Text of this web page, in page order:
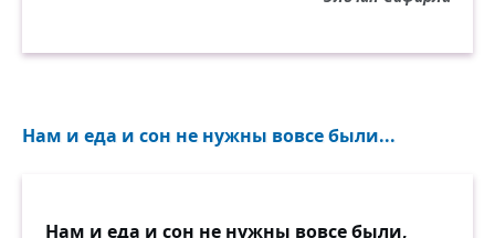
Нам и еда и сон не нужны вовсе были...
Нам и еда и сон не нужны вовсе были,